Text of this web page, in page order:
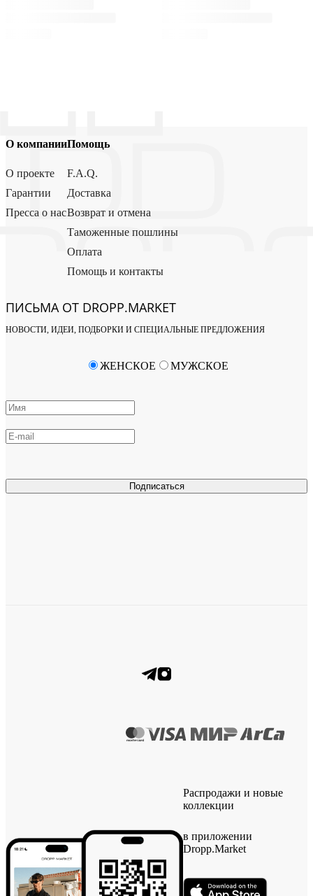
О компании
О проекте
Гарантии
Пресса о нас
Помощь
F.A.Q.
Доставка
Возврат и отмена
Таможенные пошлины
Оплата
Помощь и контакты
ПИСЬМА ОТ DROPP.MARKET
НОВОСТИ, ИДЕИ, ПОДБОРКИ И СПЕЦИАЛЬНЫЕ ПРЕДЛОЖЕНИЯ
Подписаться
ЖЕНСКОЕ МУЖСКОЕ
Распродажи и новые
коллекции
в приложении
Dropp.Market